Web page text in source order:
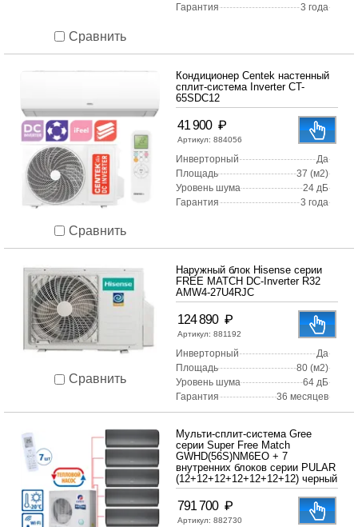
Сравнить
Гарантия
3 года
Сравнить
Кондиционер Centek настенный
сплит-система Inverter CT-
65SDC12
41 900 ₽
Артикул: 884056
Инверторный
Да
Площадь
37 (м2)
Уровень шума
24 дБ
Гарантия
3 года
Сравнить
Наружный блок Hisense серии
FREE MATCH DC-Inverter R32
AMW4-27U4RJC
124 890 ₽
Артикул: 881192
Инверторный
Да
Площадь
80 (м2)
Уровень шума
64 дБ
Гарантия
36 месяцев
Мульти-сплит-система Gree
серии Super Free Match
GWHD(56S)NM6EO + 7
внутренних блоков серии PULAR
(12+12+12+12+12+12+12) черный
791 700 ₽
Артикул: 882730